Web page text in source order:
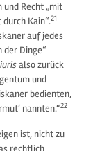
und Recht „mit
Kain“.21
auf jedes
der Dinge“
also zurück
und
bedienten,
nannten.“22
ist, nicht zu
rechtlich